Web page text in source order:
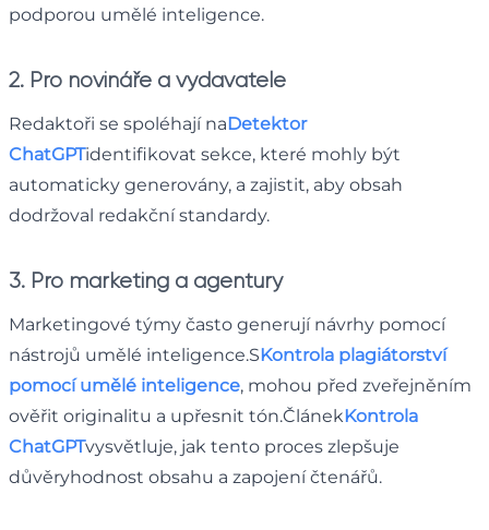
podporou umělé inteligence.
2. Pro novináře a vydavatele
Redaktoři se spoléhají naDetektor
ChatGPTidentifikovat sekce, které mohly být
automaticky generovány, a zajistit, aby obsah
dodržoval redakční standardy.
3. Pro marketing a agentury
Marketingové týmy často generují návrhy pomocí
nástrojů umělé inteligence.SKontrola plagiátorství
pomocí umělé inteligence, mohou před zveřejněním
ověřit originalitu a upřesnit tón.ČlánekKontrola
ChatGPTvysvětluje, jak tento proces zlepšuje
důvěryhodnost obsahu a zapojení čtenářů.